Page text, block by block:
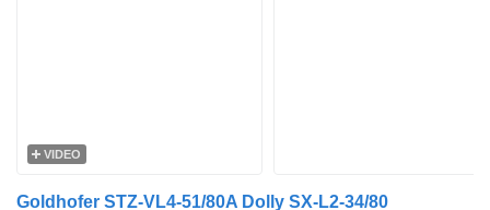
VIDEO
Goldhofer STZ-VL4-51/80A Dolly SX-L2-34/80